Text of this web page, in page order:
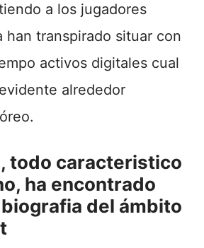
a los jugadores
han transpirado situar con
activos digitales cual
alrededor
todo caracteristico
ha encontrado
del ámbito